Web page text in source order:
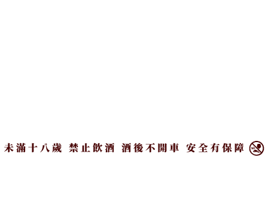
家人一起品嚐鄧師傅功夫東坡風味的銷魂滷，最後還